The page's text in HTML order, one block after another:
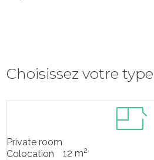
Choisissez votre
Private room
Colocation
12 m2